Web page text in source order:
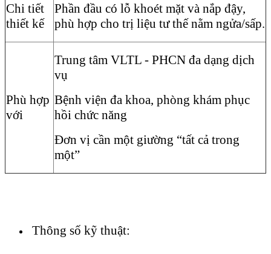
Chi tiết
thiết kế
Phần đầu có lỗ khoét mặt và nắp đậy,
phù hợp cho trị liệu tư thế nằm ngửa/sấp.
Phù hợp
với
Trung tâm VLTL - PHCN đa dạng dịch
vụ
Bệnh viện đa khoa, phòng khám phục
hồi chức năng
Đơn vị cần một giường “tất cả trong
một”
Thông số kỹ thuật: